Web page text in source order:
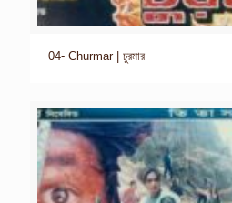
04- Churmar | চুরমার